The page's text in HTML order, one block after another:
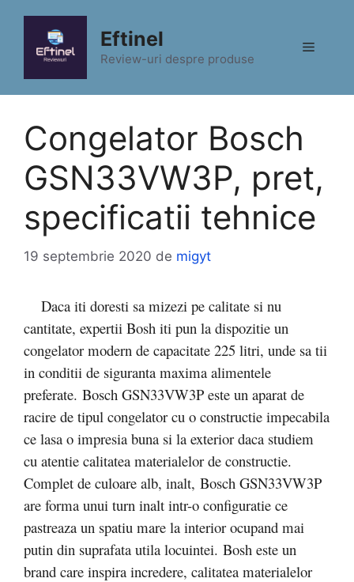
conținut
Eftinel
Review-uri despre produse
Meniu
Congelator Bosch
GSN33VW3P, pret,
specificatii tehnice
19 septembrie 2020 de migyt
Daca iti doresti sa mizezi pe calitate si nu
cantitate, expertii Bosh iti pun la dispozitie un
congelator modern de capacitate 225 litri, unde sa tii
in conditii de siguranta maxima alimentele
preferate. Bosch GSN33VW3P este un aparat de
racire de tipul congelator cu o constructie impecabila
ce lasa o impresia buna si la exterior daca studiem
cu atentie calitatea materialelor de constructie.
Complet de culoare alb, inalt, Bosch GSN33VW3P
are forma unui turn inalt intr-o configuratie ce
pastreaza un spatiu mare la interior ocupand mai
putin din suprafata utila locuintei. Bosh este un
brand care inspira incredere, calitatea materialelor